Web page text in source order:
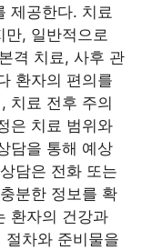
제공한다. 치료
만, 일반적으로
격 치료, 사후 관
환자의 편의를
치료 전후 주의
은 치료 범위와
담을 통해 예상
담은 전화 또는
분한 정보를 확
환자의 건강과
절차와 준비물을